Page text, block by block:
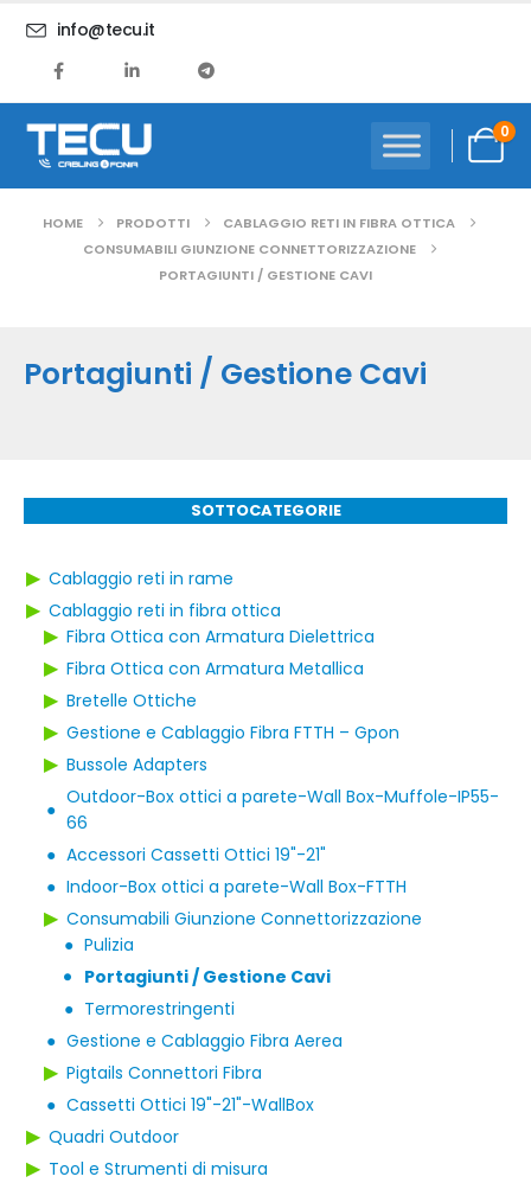
info@tecu.it
0
HOME PRODOTTI
CABLAGGIO RETI IN FIBRA OTTICA
CONSUMABILI GIUNZIONE CONNETTORIZZAZIONE
PORTAGIUNTI / GESTIONE CAVI
Portagiunti / Gestione Cavi
SOTTOCATEGORIE
▶ Cablaggio reti in rame
▶ Cablaggio reti in fibra ottica
▶ Fibra Ottica con Armatura Dielettrica
▶ Fibra Ottica con Armatura Metallica
▶ Bretelle Ottiche
▶ Gestione e Cablaggio Fibra FTTH – Gpon
▶ Bussole Adapters
●
Outdoor-Box ottici a parete-Wall Box-Muffole-IP55-
66
● Accessori Cassetti Ottici 19"-21"
● Indoor-Box ottici a parete-Wall Box-FTTH
▶ Consumabili Giunzione Connettorizzazione
● Pulizia
●
Portagiunti / Gestione Cavi
● Termorestringenti
● Gestione e Cablaggio Fibra Aerea
▶ Pigtails Connettori Fibra
● Cassetti Ottici 19"-21"-WallBox
▶ Quadri Outdoor
▶ Tool e Strumenti di misura